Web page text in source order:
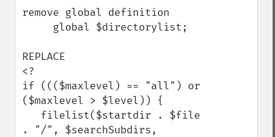
remove global definition
REPLACE
<?
if ((($maxlevel) == "all") or
($maxlevel > $level)) {
. "/", $searchSubdirs,